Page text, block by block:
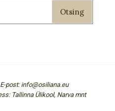
Otsing
post: info@osiliana.eu
Tallinna Ülikool, Narva mnt